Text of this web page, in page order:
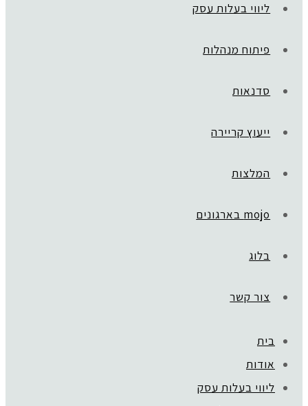
ליווי בעלות עסק
פיתוח מנהלות
סדנאות
ייעוץ קריירה
המלצות
mojo בארגונים
בלוג
צור קשר
בית
אודות
ליווי בעלות עסק
Elegant